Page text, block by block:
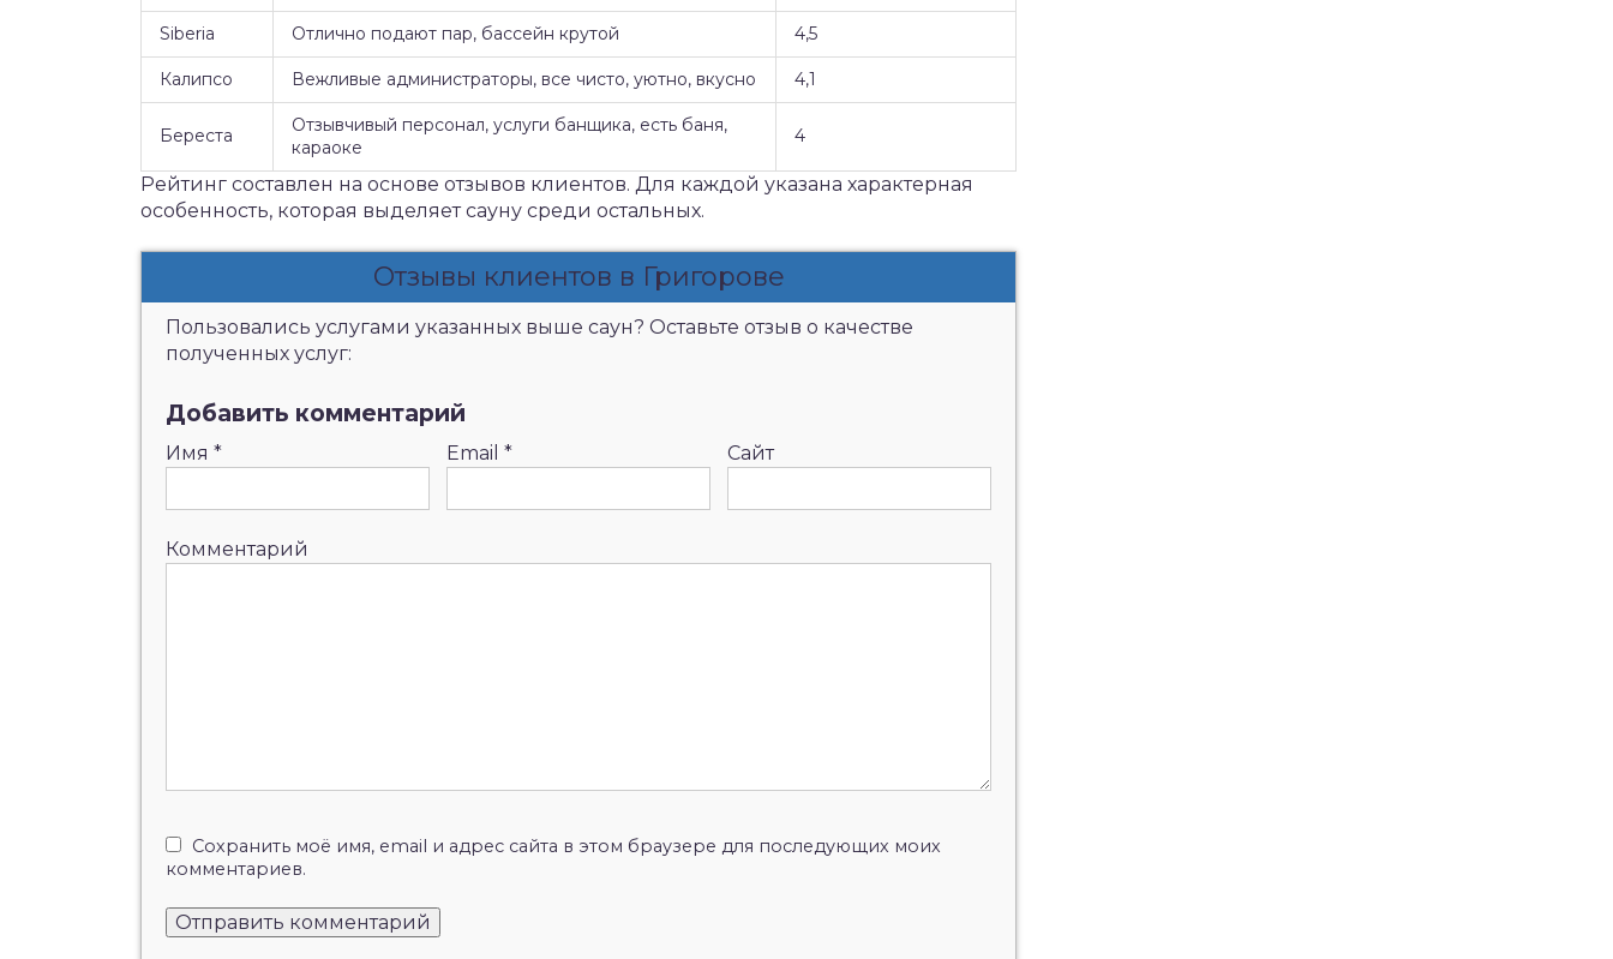
Siberia Отлично подают пар, бассейн крутой 4,5
Калипсо Вежливые администраторы, все чисто, уютно, вкусно 4,1
Береста
Отзывчивый персонал, услуги банщика, есть баня,
караоке
4
Рейтинг составлен на основе отзывов клиентов. Для каждой указана характерная
особенность, которая выделяет сауну среди остальных.
Отзывы клиентов в Григорове
Пользовались услугами указанных выше саун? Оставьте отзыв о качестве
полученных услуг:
Добавить комментарий
Имя * Email * Сайт
Комментарий
Сохранить моё имя, email и адрес сайта в этом браузере для последующих моих
комментариев.